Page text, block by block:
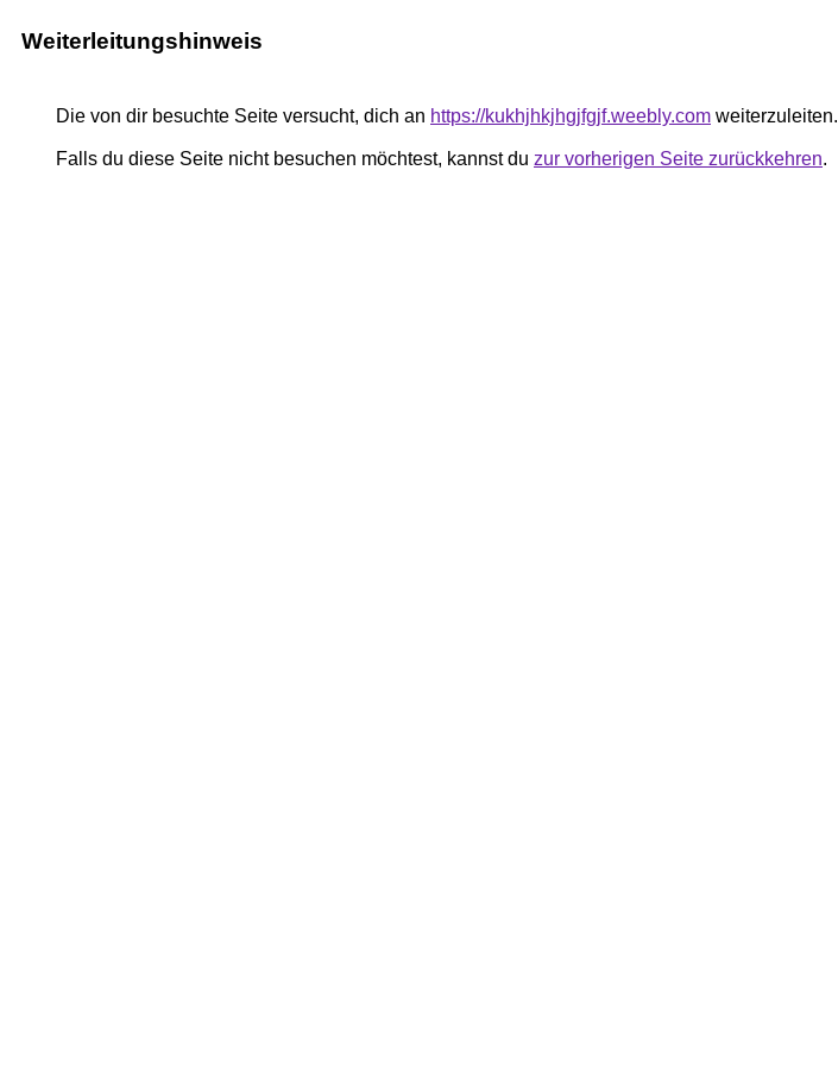
Weiterleitungshinweis
Die von dir besuchte Seite versucht, dich an https://kukhjhkjhgjfgjf.weebly.com weiterzuleiten.
Falls du diese Seite nicht besuchen möchtest, kannst du zur vorherigen Seite zurückkehren.